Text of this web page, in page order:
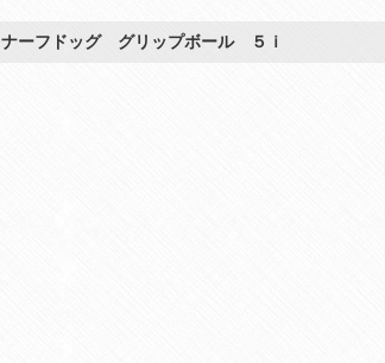
ナーフドッグ グリップボール ５ｉ